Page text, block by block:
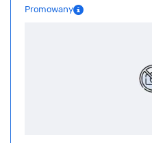
Promowany